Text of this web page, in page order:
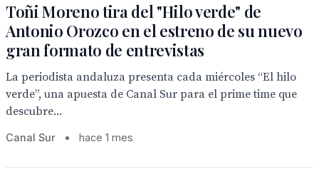
Toñi Moreno tira del "Hilo verde" de
Antonio Orozco en el estreno de su nuevo
gran formato de entrevistas
La periodista andaluza presenta cada miércoles “El hilo
verde”, una apuesta de Canal Sur para el prime time que
descubre...
Canal Sur • hace 1 mes